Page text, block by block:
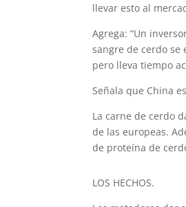
llevar esto al
Agrega: “Un
sangre de cerdo se
pero lleva tiempo
Señala que China
La carne de cerdo
de las europeas.
de proteína de
LOS HECHOS.